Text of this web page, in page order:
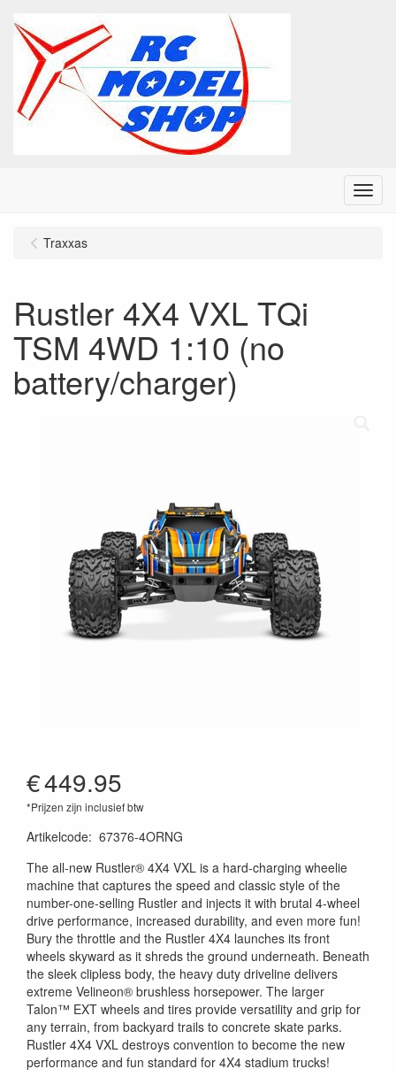
Menu
Traxxas
Rustler 4X4 VXL TQi
TSM 4WD 1:10 (no
battery/charger)
€449.95
*Prijzen zijn inclusief btw
Artikelcode: 67376-4ORNG
The all-new Rustler® 4X4 VXL is a hard-charging wheelie
machine that captures the speed and classic style of the
number-one-selling Rustler and injects it with brutal 4-wheel
drive performance, increased durability, and even more fun!
Bury the throttle and the Rustler 4X4 launches its front
wheels skyward as it shreds the ground underneath. Beneath
the sleek clipless body, the heavy duty driveline delivers
extreme Velineon® brushless horsepower. The larger
Talon™ EXT wheels and tires provide versatility and grip for
any terrain, from backyard trails to concrete skate parks.
Rustler 4X4 VXL destroys convention to become the new
performance and fun standard for 4X4 stadium trucks!